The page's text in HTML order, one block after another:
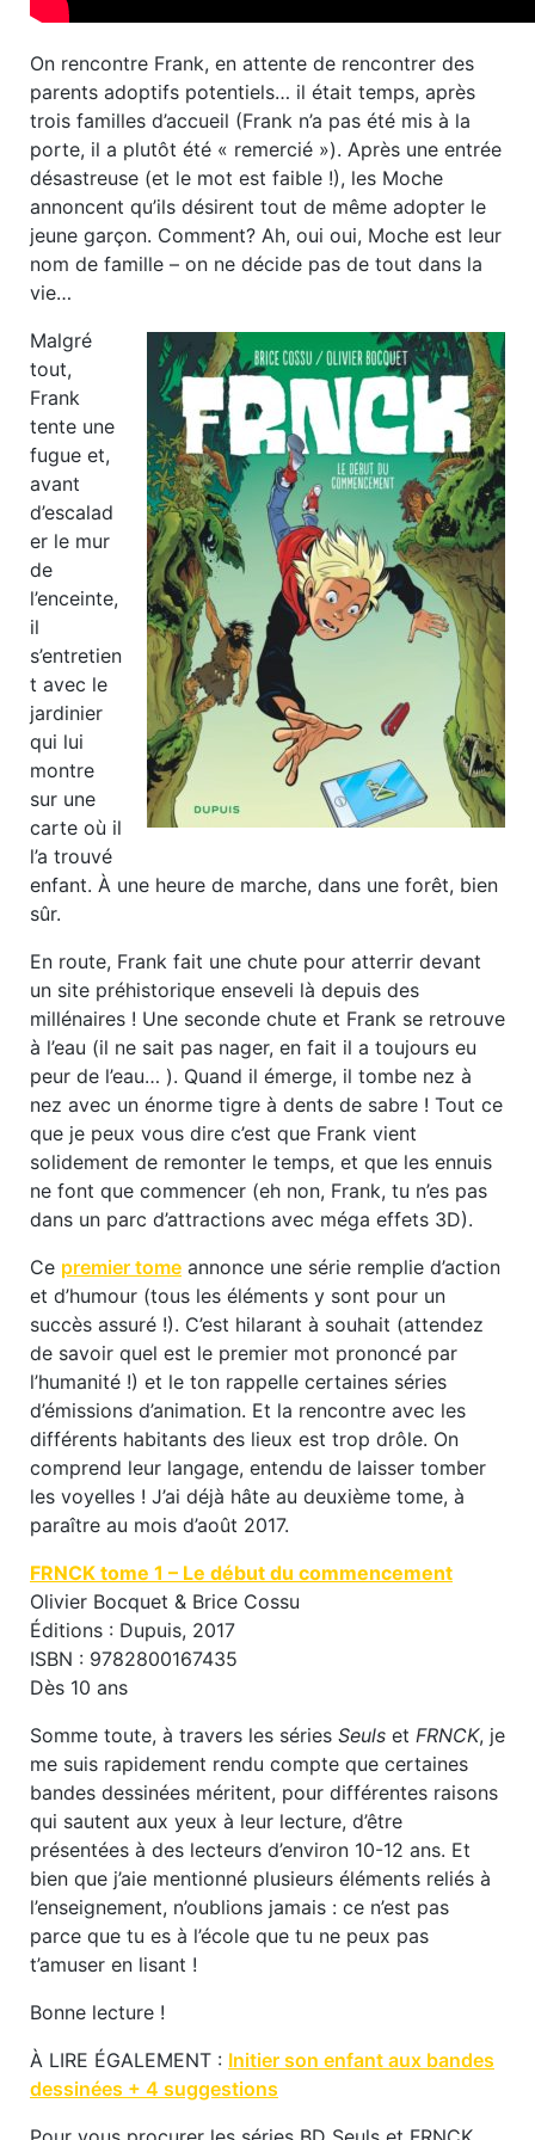
On rencontre Frank, en attente de rencontrer des
parents adoptifs potentiels… il était temps, après
trois familles d’accueil (Frank n’a pas été mis à la
porte, il a plutôt été « remercié »). Après une entrée
désastreuse (et le mot est faible !), les Moche
annoncent qu’ils désirent tout de même adopter le
jeune garçon. Comment? Ah, oui oui, Moche est leur
nom de famille – on ne décide pas de tout dans la
vie…
Malgré
tout,
Frank
tente une
fugue et,
avant
d’escalad
er le mur
de
l’enceinte,
il
s’entretien
t avec le
jardinier
qui lui
montre
sur une
carte où il
l’a trouvé
enfant. À une heure de marche, dans une forêt, bien
sûr.
En route, Frank fait une chute pour atterrir devant
un site préhistorique enseveli là depuis des
millénaires ! Une seconde chute et Frank se retrouve
à l’eau (il ne sait pas nager, en fait il a toujours eu
peur de l’eau… ). Quand il émerge, il tombe nez à
nez avec un énorme tigre à dents de sabre ! Tout ce
que je peux vous dire c’est que Frank vient
solidement de remonter le temps, et que les ennuis
ne font que commencer (eh non, Frank, tu n’es pas
dans un parc d’attractions avec méga effets 3D).
Ce premier tome annonce une série remplie d’action
et d’humour (tous les éléments y sont pour un
succès assuré !). C’est hilarant à souhait (attendez
de savoir quel est le premier mot prononcé par
l’humanité !) et le ton rappelle certaines séries
d’émissions d’animation. Et la rencontre avec les
différents habitants des lieux est trop drôle. On
comprend leur langage, entendu de laisser tomber
les voyelles ! J’ai déjà hâte au deuxième tome, à
paraître au mois d’août 2017.
FRNCK tome 1 – Le début du commencement
Olivier Bocquet & Brice Cossu
Éditions : Dupuis, 2017
ISBN : 9782800167435
Dès 10 ans
Somme toute, à travers les séries Seuls et FRNCK, je
me suis rapidement rendu compte que certaines
bandes dessinées méritent, pour différentes raisons
qui sautent aux yeux à leur lecture, d’être
présentées à des lecteurs d’environ 10-12 ans. Et
bien que j’aie mentionné plusieurs éléments reliés à
l’enseignement, n’oublions jamais : ce n’est pas
parce que tu es à l’école que tu ne peux pas
t’amuser en lisant !
Bonne lecture !
À LIRE ÉGALEMENT : Initier son enfant aux bandes
dessinées + 4 suggestions